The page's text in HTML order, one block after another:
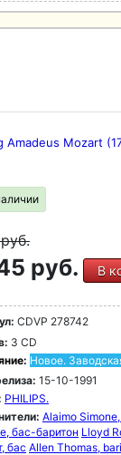
Amadeus Mozart
руб.
руб. В
CDVP 278742
3 CD
Новое.
15-10-1991
PHILIPS.
Alaimo
бас-баритон Lloyd
бас Allen Thomas,